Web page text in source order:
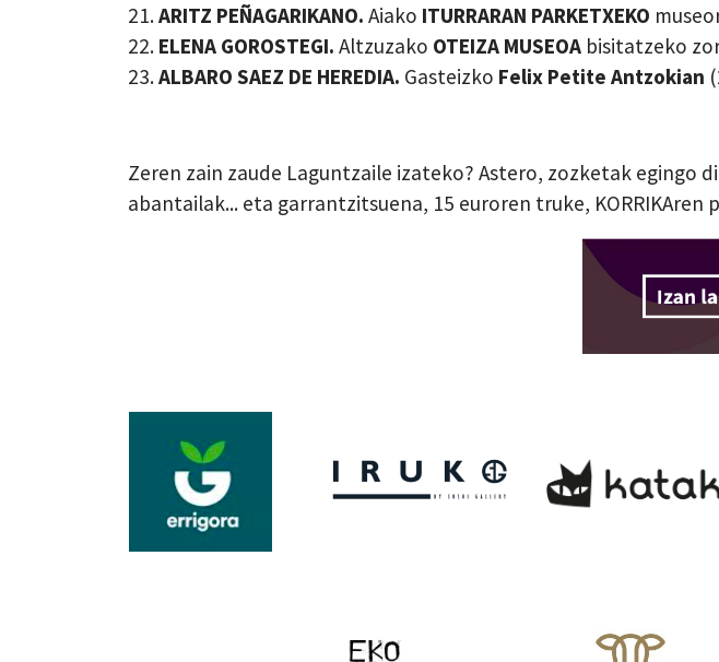
21.ARITZ PEÑAGARIKANO. Aiako ITURRARAN PARKETXEKO
22. ELENA GOROSTEGI. Altzuzako OTEIZA MUSEOA bisitatzeko
23.ALBARO SAEZ DE HEREDIA. Gasteizko Felix Petite Antzokian
Zeren zain zaude Laguntzaile izateko? Astero, zozketak egingo
abantailak... eta garrantzitsuena, 15 euroren truke,